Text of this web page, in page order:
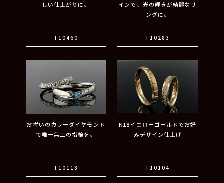
しい仕上がりに。
T10460
インで、光の輝きが綺麗なリ
ングに。
T10283
お揃いのカラーダイヤモンド
で唯一無二の指輪を。
T10118
K18イエローゴールドでお好
みデザイン仕上げ
T10104